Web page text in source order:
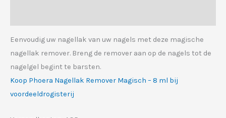
Eenvoudig uw nagellak van uw nagels met deze magische
nagellak remover. Breng de remover aan op de nagels tot de
nagelgel begint te barsten.
Koop Phoera Nagellak Remover Magisch – 8 ml bij
voordeeldrogisterij